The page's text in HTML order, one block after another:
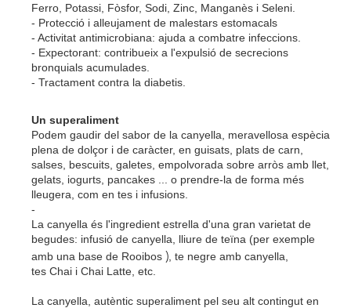
Ferro, Potassi, Fòsfor, Sodi, Zinc, Manganès i Seleni.
- Protecció i alleujament de malestars estomacals
- Activitat antimicrobiana: ajuda a combatre infeccions.
- Expectorant: contribueix a l'expulsió de secrecions
bronquials acumulades.
- Tractament contra la diabetis.
Un superaliment
Podem gaudir del sabor de la canyella, meravellosa espècia
plena de dolçor i de caràcter, en guisats, plats de carn,
salses, bescuits, galetes, empolvorada sobre arròs amb llet,
gelats, iogurts, pancakes ... o prendre-la de forma més
lleugera, com en tes i infusions.
-
La canyella és l'ingredient estrella d'una gran varietat de
begudes: infusió de canyella, lliure de teïna (per exemple
amb una base de Rooibos ) , te negre amb canyella,
tes Chai i Chai Latte , etc.
La canyella, autèntic superaliment pel seu alt contingut en